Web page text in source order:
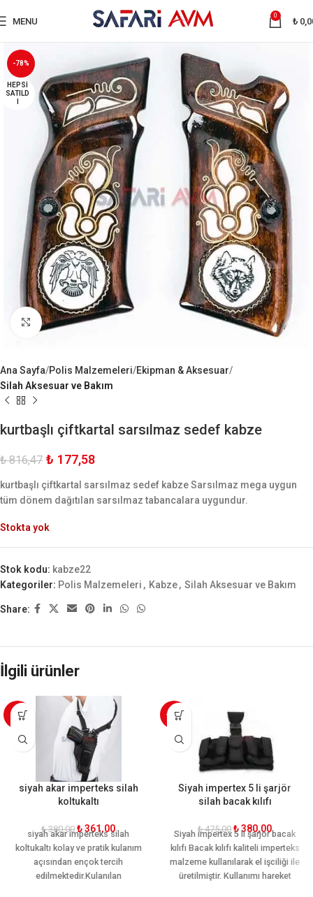
MENU
0
₺
-78%
HEPSI
SATILD
Büyük Göster
Ana Sayfa Polis Malzemeleri Ekipman & Aksesuar
Silah Aksesuar ve Bakım
kurtbaşlı çiftkartal sarsılmaz sedef kabze
₺816,47 ₺ 177,58
kurtbaşlı çiftkartal sarsılmaz sedef kabze Sarsılmaz mega uygun
tüm dönem dağıtılan sarsılmaz tabancalara uygundur.
Stokta yok
Stok kodu: kabze22
Kategoriler: Polis Malzemeleri , Kabze, Silah Aksesuar ve Bakım
Share:
İlgili ürünler
-5%
siyah akar imperteks silah
koltukaltı
₺380,00 ₺361,00
siyah akar imperteks silah
koltukaltı kolay ve pratik kulanım
açısından ençok tercih
edilmektedir.Kulanılan
-20%
Siyah impertex 5 li şarjör
silah bacak kılıfı
₺475,00 ₺380,00
Siyah impertex 5 li şarjör bacak
kılıfı Bacak kılıfı kaliteli imperteks
malzeme kullanılarak el işciliği ile
üretilmiştir. Kullanımı hareket